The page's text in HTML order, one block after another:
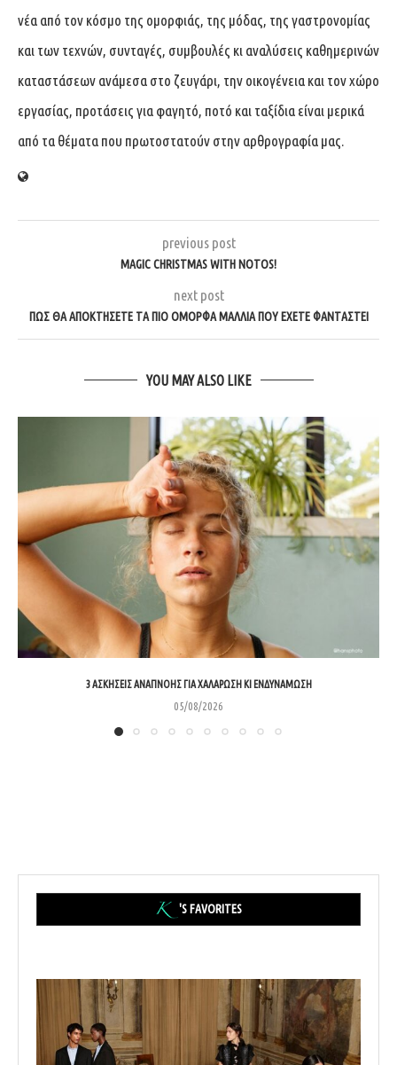
νέα από τον κόσμο της ομορφιάς, της μόδας, της γαστρονομίας
και των τεχνών, συνταγές, συμβουλές κι αναλύσεις καθημερινών
καταστάσεων ανάμεσα στο ζευγάρι, την οικογένεια και τον χώρο
εργασίας, προτάσεις για φαγητό, ποτό και ταξίδια είναι μερικά
από τα θέματα που πρωτοστατούν στην αρθρογραφία μας.
previous post
MAGIC CHRISTMAS WITH NOTOS!
next post
ΠΩΣ ΘΑ ΑΠΟΚΤΗΣΕΤΕ ΤΑ ΠΙΟ ΟΜΟΡΦΑ ΜΑΛΛΙΑ ΠΟΥ ΕΧΕΤΕ ΦΑΝΤΑΣΤΕΙ
YOU MAY ALSO LIKE
3 ΑΣΚΉΣΕΙΣ ΑΝΑΠΝΟΉΣ ΓΙΑ ΧΑΛΆΡΩΣΗ ΚΙ ΕΝΔΥΝΆΜΩΣΗ
05/08/2026
'S FAVORITES